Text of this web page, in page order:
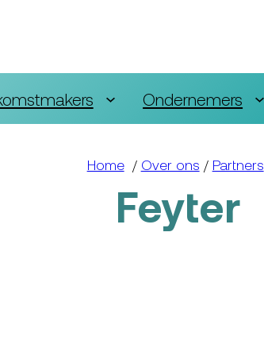
Ondernemers
Home/ Over ons / Partners
Feyter